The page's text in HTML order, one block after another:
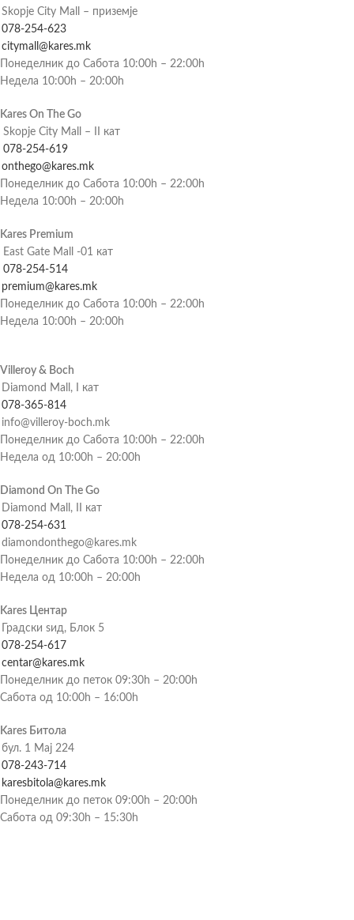
Skopje City Mall – приземје
078-254-623
citymall@kares.mk
Понеделник до Сабота 10:00h – 22:00h
Недела 10:00h – 20:00h
Kares On The Go
Skopje City Mall – II кат
078-254-619
onthego@kares.mk
Понеделник до Сабота 10:00h – 22:00h
Недела 10:00h – 20:00h
Kares Premium
East Gate Mall -01 кат
078-254-514
premium@kares.mk
Понеделник до Сабота 10:00h – 22:00h
Недела 10:00h – 20:00h
Villeroy & Boch
Diamond Mall, I кат
078-365-814
info@villeroy-boch.mk
Понеделник до Сабота 10:00h – 22:00h
Недела од 10:00h – 20:00h
Diamond On The Go
Diamond Mall, II кат
078-254-631
diamondonthego@kares.mk
Понеделник до Сабота 10:00h – 22:00h
Недела од 10:00h – 20:00h
Kares Центар
Градски ѕид, Блок 5
078-254-617
centar@kares.mk
Понеделник до петок 09:30h – 20:00h
Сабота од 10:00h – 16:00h
Kares Битола
бул. 1 Мај 224
078-243-714
karesbitola@kares.mk
Понеделник до петок 09:00h – 20:00h
Сабота од 09:30h – 15:30h